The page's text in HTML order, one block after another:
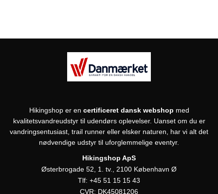
Hikingshop er en certificeret dansk webshop med
kvalitetsvandreudstyr til udendørs oplevelser. Uanset om du er
vandringsentusiast, trail runner eller elsker naturen, har vi alt det
nødvendige udstyr til uforglemmelige eventyr.
Hikingshop ApS
Østerbrogade 52, 1. tv., 2100 København Ø
Tlf: +45 51 15 15 43
CVR: DK45081206